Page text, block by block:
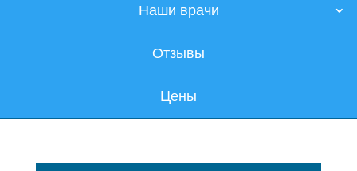
Наши врачи
Отзывы
Цены